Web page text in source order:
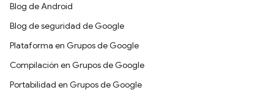
Blog de Android
Blog de seguridad de Google
Plataforma en Grupos de Google
Compilación en Grupos de Google
Portabilidad en Grupos de Google